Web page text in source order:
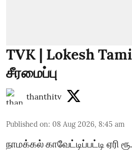
TVK | Lokesh
சீரமைப்பு
thanthitv
Published on: 08 Aug 2026, 8:45 am
நாமக்கல் காவேட்டிப்பட்டி ஏரி